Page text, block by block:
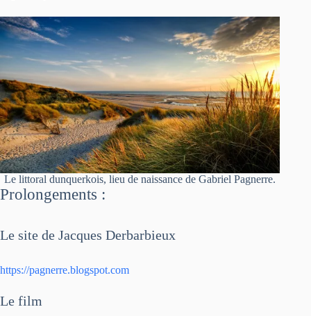
Le littoral dunquerkois, lieu de naissance de Gabriel Pagnerre.
Prolongements :
Le site de Jacques Derbarbieux
https://pagnerre.blogspot.com
Le film